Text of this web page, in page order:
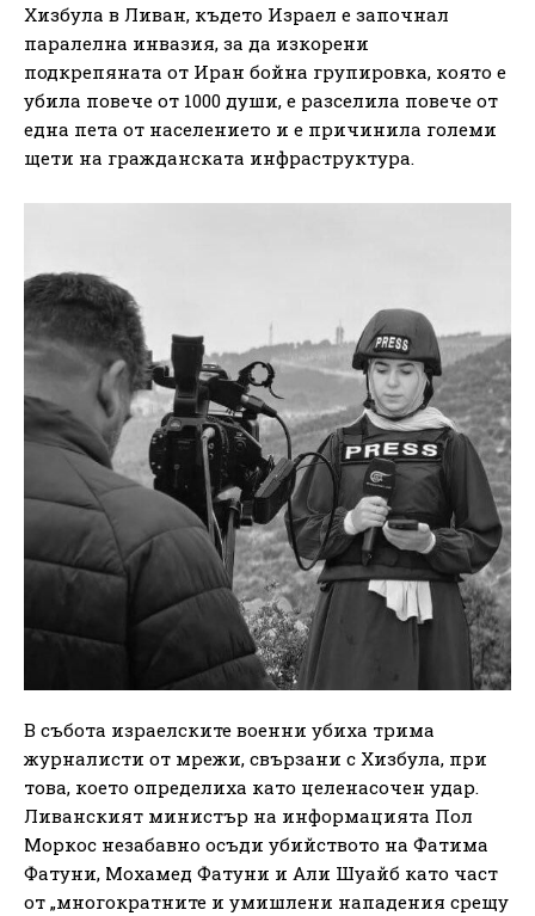
Хизбула в Ливан, където Израел е започнал
паралелна инвазия, за да изкорени
подкрепяната от Иран бойна групировка, която е
убила повече от 1000 души, е разселила повече от
една пета от населението и е причинила големи
щети на гражданската инфраструктура.
В събота израелските военни убиха трима
журналисти от мрежи, свързани с Хизбула, при
това, което определиха като целенасочен удар.
Ливанският министър на информацията Пол
Моркос незабавно осъди убийството на Фатима
Фатуни, Мохамед Фатуни и Али Шуайб като част
от „многократните и умишлени нападения срещу